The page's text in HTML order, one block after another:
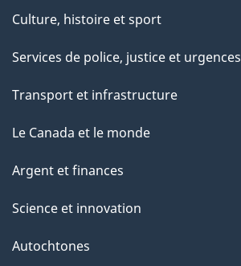
Culture, histoire et sport
Services de police, justice et urgences
Transport et infrastructure
Le Canada et le monde
Argent et finances
Science et innovation
Autochtones